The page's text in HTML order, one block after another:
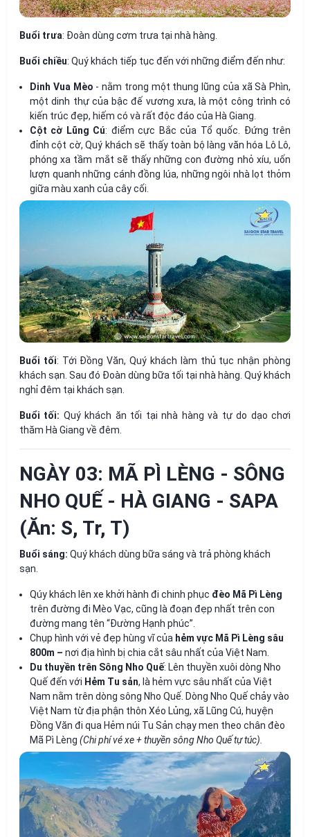
Buổi trưa: Đoàn dùng cơm trưa tại nhà hàng.
Buổi chiều: Quý khách tiếp tục đến với những điểm đến như:
Dinh Vua Mèo - nằm trong một thung lũng của xã Sà Phìn,
một dinh thự của bậc đế vương xưa, là một công trình có
kiến trúc đẹp, hiếm có và rất độc đáo của Hà Giang.
Cột cờ Lũng Cú: điểm cực Bắc của Tổ quốc. Đứng trên
đỉnh cột cờ, Quý khách sẽ thấy toàn bộ làng văn hóa Lô Lô,
phóng xa tầm mắt sẽ thấy những con đường nhỏ xíu, uốn
lượn quanh những cánh đồng lúa, những ngôi nhà lọt thỏm
giữa màu xanh của cây cối.
Buổi tối: Tới Đồng Văn, Quý khách làm thủ tục nhận phòng
khách sạn. Sau đó Đoàn dùng bữa tối tại nhà hàng. Quý khách
nghỉ đêm tại khách sạn.
Buổi tối: Quý khách ăn tối tại nhà hàng và tự do dạo chơi
thăm Hà Giang về đêm.
NGÀY 03: MÃ PÌ LÈNG - SÔNG
NHO QUẾ - HÀ GIANG - SAPA
(Ăn: S, Tr, T)
Buổi sáng: Quý khách dùng bữa sáng và trả phòng khách
sạn.
Qúy khách lên xe khởi hành đi chinh phục đèo Mã Pì Lèng
trên đường đi Mèo Vạc, cũng là đoạn đẹp nhất trên con
đường mang tên “Đường Hạnh phúc”.
Chụp hình với vẻ đẹp hùng vĩ của hẻm vực Mã Pì Lèng sâu
800m – nơi địa hình bị chia cắt sâu nhất của Việt Nam.
Du thuyền trên Sông Nho Quế: Lên thuyền xuôi dòng Nho
Quế đến với Hẻm Tu sản, là hẻm vực sâu nhất của Việt
Nam nằm trên dòng sông Nho Quế. Dòng Nho Quế chảy vào
Việt Nam từ địa phận thôn Xéo Lủng, xã Lũng Cú, huyện
Đồng Văn đi qua Hẻm núi Tu Sản chạy men theo chân đèo
Mã Pì Lèng (Chi phí vé xe + thuyền sông Nho Quế tự túc).